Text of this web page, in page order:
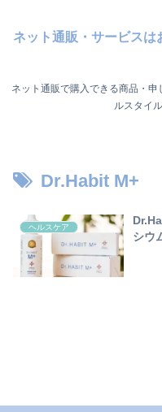
ネット通販・サービス
ネット通販で購入できる商品・
ルスタイ
Dr.Habit M+
ヘルスケア
シウ